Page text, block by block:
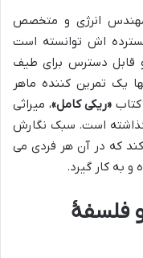
مهندس انرژی و متخصص
اش توانسته است
و قابل دسترس برای طیف
یک تمرین کننده ماهر
«ریکی کامل»، میراثی
گذاشته است. سبک نگارش
که در آن هر فردی می
به کار گیرد.
فلسفۀ